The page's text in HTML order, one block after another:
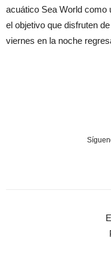
acuático Sea World como
el objetivo que disfruten
viernes en la noche